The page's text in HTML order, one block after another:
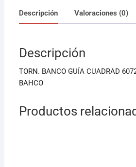
c
e
o
o
k
ai
l
at
s
p
p
Descripción Valoraciones (0)
Descripción
TORN. BANCO GUÍA CUADRAD
BAHCO
Productos